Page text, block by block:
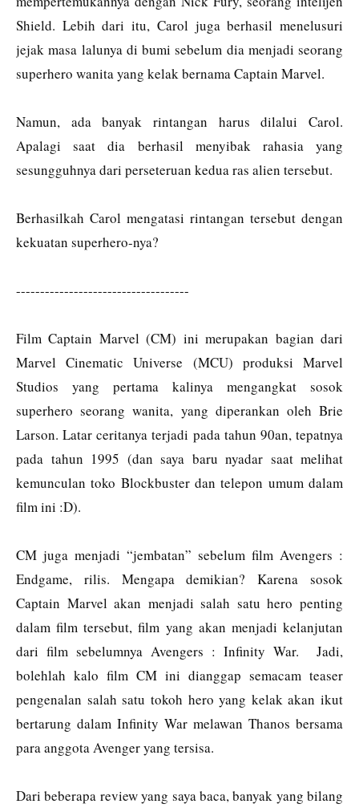
Shield. Lebih dari itu, Carol juga berhasil menelusuri
jejak masa lalunya di bumi sebelum dia menjadi seorang
superhero wanita yang kelak bernama Captain Marvel.
Namun, ada banyak rintangan harus dilalui Carol.
Apalagi saat dia berhasil menyibak rahasia yang
sesungguhnya dari perseteruan kedua ras alien tersebut.
Berhasilkah Carol mengatasi rintangan tersebut dengan
kekuatan superhero-nya?
------------------------------------
Film Captain Marvel (CM) ini merupakan bagian dari
Marvel Cinematic Universe (MCU) produksi Marvel
Studios yang pertama kalinya mengangkat sosok
superhero seorang wanita, yang diperankan oleh Brie
Larson. Latar ceritanya terjadi pada tahun 90an, tepatnya
pada tahun 1995 (dan saya baru nyadar saat melihat
kemunculan toko Blockbuster dan telepon umum dalam
film ini :D).
CM juga menjadi “jembatan” sebelum film Avengers :
Endgame, rilis. Mengapa demikian? Karena sosok
Captain Marvel akan menjadi salah satu hero penting
dalam film tersebut, film yang akan menjadi kelanjutan
dari film sebelumnya Avengers : Infinity War. Jadi,
bolehlah kalo film CM ini dianggap semacam teaser
pengenalan salah satu tokoh hero yang kelak akan ikut
bertarung dalam Infinity War melawan Thanos bersama
para anggota Avenger yang tersisa.
Dari beberapa review yang saya baca, banyak yang bilang